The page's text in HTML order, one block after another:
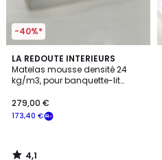
-40%*
LA REDOUTE INTERIEURS
Matelas mousse densité 24
kg/m3, pour banquette-lit
173,40 €
279,00 €
4,1
/ 5
4,1